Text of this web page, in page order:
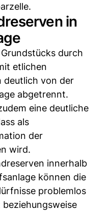
in
durch
etlichen
deutlich von der
abgetrennt.
eine deutliche
als
der
wird.
innerhalb
können die
problemlos